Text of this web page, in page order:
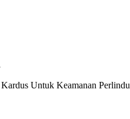
Untuk Keamanan